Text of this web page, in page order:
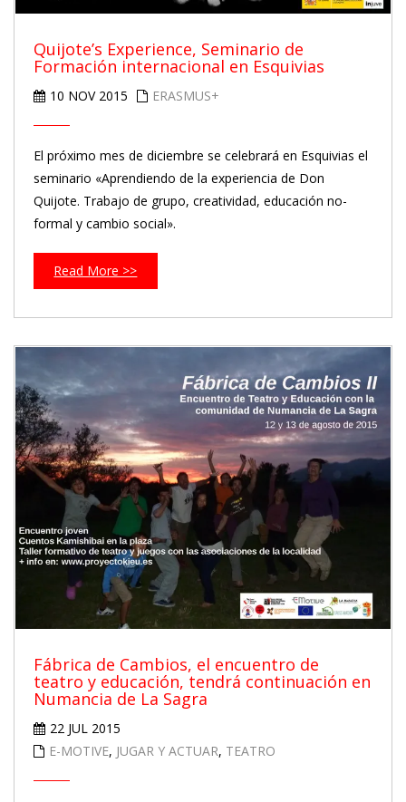
Quijote’s Experience, Seminario de
Formación internacional en Esquivias
10 NOV 2015 ERASMUS+
El próximo mes de diciembre se celebrará en Esquivias el
seminario «Aprendiendo de la experiencia de Don
Quijote. Trabajo de grupo, creatividad, educación no-
formal y cambio social».
Read More >>
Fábrica de Cambios, el encuentro de
teatro y educación, tendrá continuación en
Numancia de La Sagra
22 JUL 2015
E-MOTIVE, JUGAR Y ACTUAR, TEATRO